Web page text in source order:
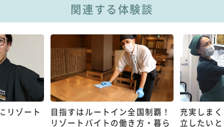
関連する体験談
リゾート
目指すはルートイン全国制覇！
リゾートバイトの働き方・暮ら
充実しま
立したい